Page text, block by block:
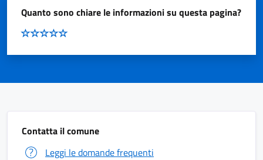
Quanto sono chiare le informazioni su questa pagina?
Contatta il comune
Leggi le domande frequenti